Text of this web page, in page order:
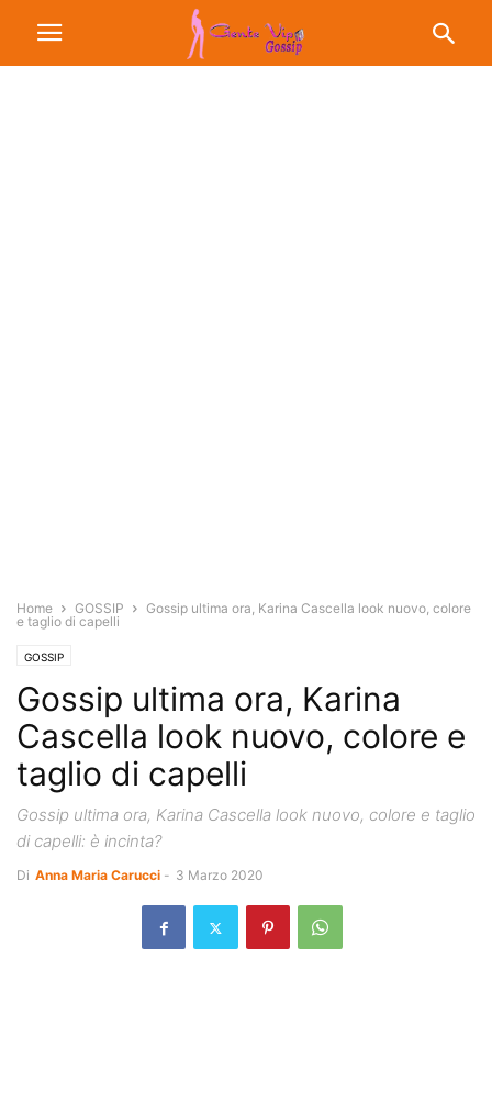
Home GOSSIP
Gossip ultima ora, Karina Cascella look nuovo, colore
e taglio di capelli
GOSSIP
Gossip ultima ora, Karina
Cascella look nuovo, colore e
taglio di capelli
Gossip ultima ora, Karina Cascella look nuovo, colore e taglio
di capelli: è incinta?
Di Anna Maria Carucci - 3 Marzo 2020